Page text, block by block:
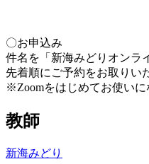
〇お申込み
件名を「新海みどりオンラ
先着順にご予約をお取りい
※Zoomをはじめてお使いに
教師
新海みどり